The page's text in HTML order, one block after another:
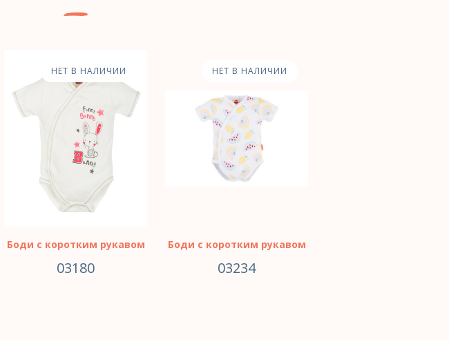
НЕТ В НАЛИЧИИ
Боди с коротким рукавом
03180
НЕТ В НАЛИЧИИ
Боди с коротким рукавом
03234